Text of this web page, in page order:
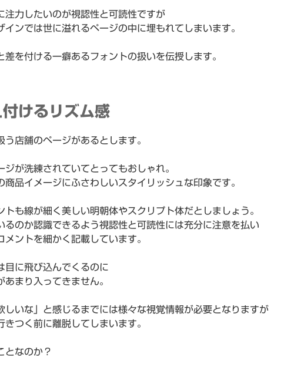
注力したいのが視認性と可読性ですが
インでは世に溢れるページの中に埋もれてしまいます。
差を付ける一癖あるフォントの扱いを伝授します。
けるリズム感
店舗のページがあるとします。
ジが洗練されていてとってもおしゃれ。
商品イメージにふさわしいスタイリッシュな印象です。
トも線が細く美しい明朝体やスクリプト体だとしましょう。
るのか認識できるよう視認性と可読性には充分に注意を払い
ントを細かく記載しています。
目に飛び込んでくるのに
まり入ってきません。
しいな」と感じるまでには様々な視覚情報が必要となりますが
きつく前に離脱してしまいます。
となのか？